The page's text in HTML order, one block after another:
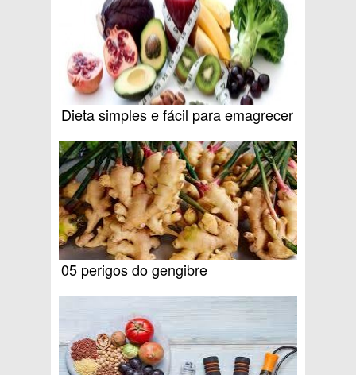
Dieta simples e fácil para emagrecer
05 perigos do gengibre